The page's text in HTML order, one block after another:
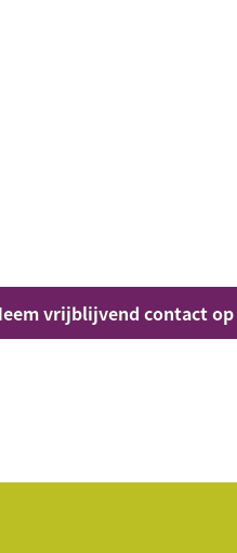
vrijblijvend contact op